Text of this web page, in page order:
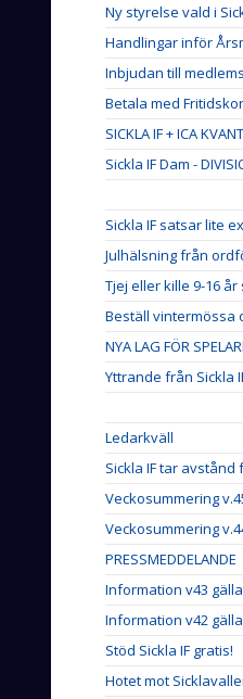
Ny styrelse vald i
Handlingar inför
Inbjudan till
Betala med
SICKLA IF + ICA
Sickla IF Dam -
Sickla IF satsar lite
Julhälsning från
Tjej eller kille 9-16
Beställ vintermössa
NYA LAG FÖR
Yttrande från Sickla
Ledarkväll
Sickla IF tar
Veckosummering
Veckosummering
PRESSMEDDELANDE
Information v43
Information v42
Stöd Sickla IF gratis!
Hotet mot